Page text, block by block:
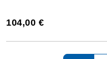
104,00 €